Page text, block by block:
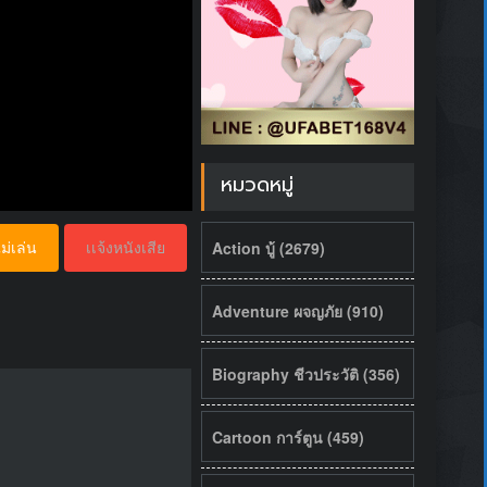
เเจ้งหนังเสีย
เล่น
หมวดหมู่
Action บู้ (2679)
Adventure ผจญภัย (910)
Biography ชีวประวัติ (356)
Cartoon การ์ตูน (459)